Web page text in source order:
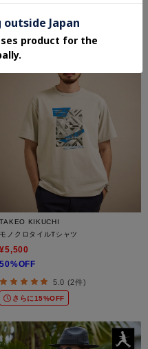
TAKEO KIKUCHI
モノクロタイルTシャツ
¥5,500
50%OFF
5.0 (2件)
さらに15%OFF